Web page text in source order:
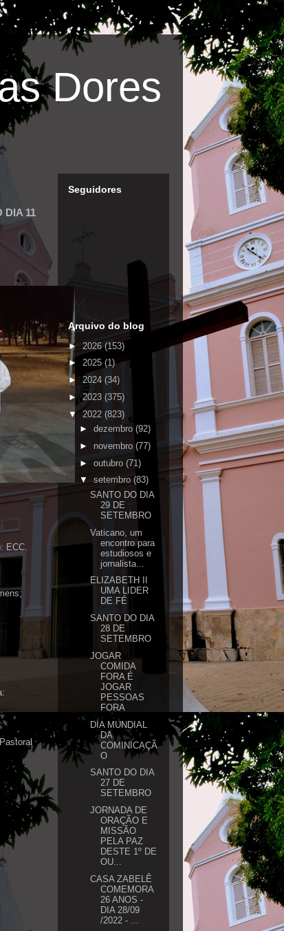
Dores
DIA 11
ECC.
Seguidores
Arquivo do blog
►2026(153)
► 2025 (1)
► 2024 (34)
►2023 (375)
▼ 2022 (823)
► dezembro (92)
► novembro (77)
► outubro (71)
▼ setembro (83)
SANTO DO DIA
29 DE
SETEMBRO
Vaticano, um
encontro para
estudiosos e
jornalista...
ELIZABETH II
UMA LIDER
DE FÉ
SANTO DO DIA
28 DE
SETEMBRO
JOGAR
COMIDA
FORA É
JOGAR
PESSOAS
FORA
DIA MUNDIAL
DA
COMINICAÇÃ
O
SANTO DO DIA
27 DE
SETEMBRO
JORNADA DE
ORAÇÃO E
MISSÃO
PELA PAZ
DESTE 1º DE
OU...
CASA ZABELÊ
COMEMORA
26 ANOS -
DIA 28/09
/2022 - ...